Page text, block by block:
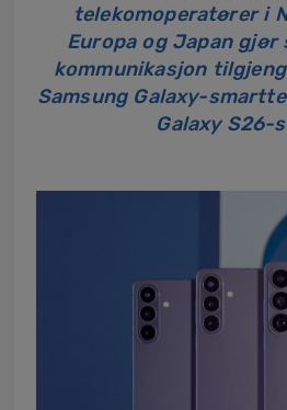
telekomoperatører i
Europa og Japan
kommunikasjon
Samsung Galaxy-
Galaxy S26-